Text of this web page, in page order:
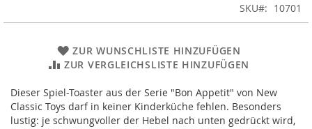
SKU
10701
ZUR WUNSCHLISTE HINZUFÜGEN
ZUR VERGLEICHSLISTE HINZUFÜGEN
Dieser Spiel-Toaster aus der Serie "Bon Appetit" von New
Classic Toys darf in keiner Kinderküche fehlen. Besonders
lustig: je schwungvoller der Hebel nach unten gedrückt wird,